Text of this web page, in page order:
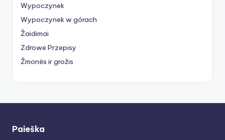
Wypoczynek
Wypoczynek w górach
Žaidimai
Zdrowe Przepisy
Žmonės ir grožis
Paieška